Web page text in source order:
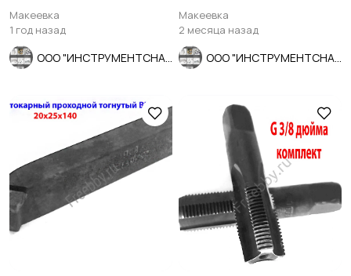
Макеевка
1 год назад
Z8, ВИЗ, СССР.
Макеевка
2 месяца назад